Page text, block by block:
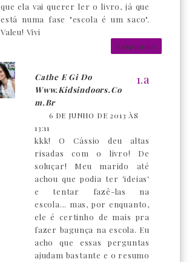
que ela vai querer ler o livro, já que
está numa fase "escola é um saco".
Valeu! Vivi
Responder
Cathe E Gi Do
Www.kidsindoors.co
M.br
6 DE JUNHO DE 2013 ÀS
13:11
kkk! O Cássio deu altas
risadas com o livro! De
soluçar! Meu marido até
achou que podia ter 'ideias'
e tentar fazê-las na
escola... mas, por enquanto,
ele é certinho de mais pra
fazer bagunça na escola. Eu
acho que essas perguntas
ajudam bastante e o resumo